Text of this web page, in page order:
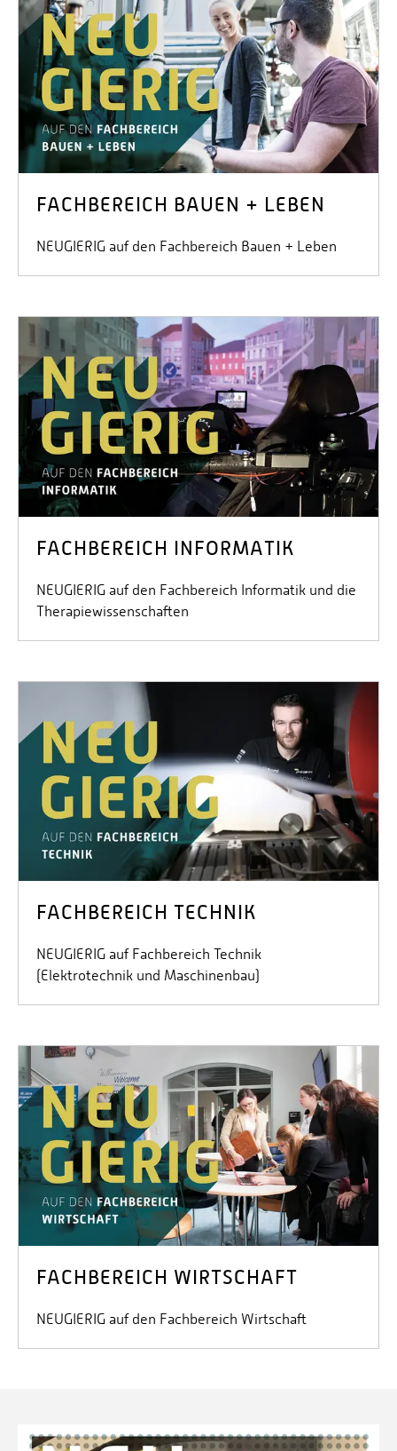
FACHBEREICH BAUEN + LEBEN
NEUGIERIG auf den Fachbereich Bauen + Leben
FACHBEREICH INFORMATIK
NEUGIERIG auf den Fachbereich Informatik und die
Therapiewissenschaften
FACHBEREICH TECHNIK
NEUGIERIG auf Fachbereich Technik
(Elektrotechnik und Maschinenbau)
FACHBEREICH WIRTSCHAFT
NEUGIERIG auf den Fachbereich Wirtschaft